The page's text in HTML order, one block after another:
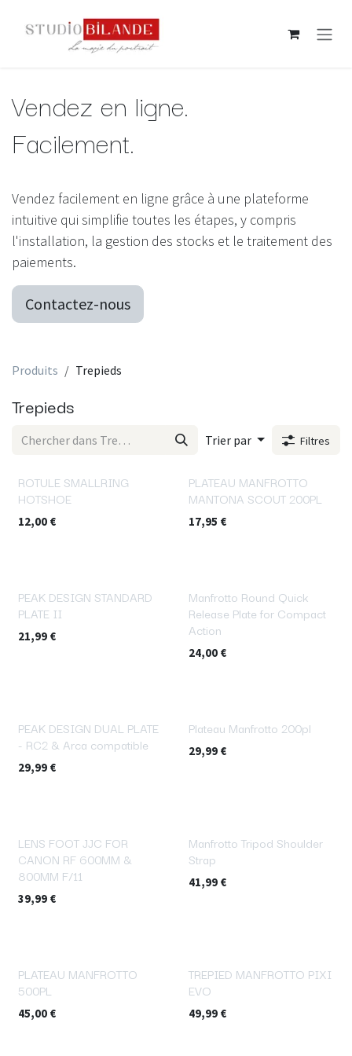
Vendez en ligne.
Facilement.
Vendez facilement en ligne grâce à une plateforme
intuitive qui simplifie toutes les étapes, y compris
l'installation, la gestion des stocks et le traitement des
paiements.
Contactez-nous
Produits Trepieds
Trepieds
Trier par Filtres
ROTULE SMALLRING
HOTSHOE
12,00 €
PLATEAU MANFROTTO
MANTONA SCOUT 200PL
17,95 €
PEAK DESIGN STANDARD
PLATE II
21,99 €
Manfrotto Round Quick
Release Plate for Compact
Action
24,00€
PEAK DESIGN DUAL PLATE
- RC2 & Arca compatible
29,99 €
Plateau Manfrotto 200pl
29,99€
LENS FOOT JJC FOR
CANON RF 600MM &
800MM F/11
39,99 €
Manfrotto Tripod Shoulder
Strap
41,99€
PLATEAU MANFROTTO
500PL
45,00 €
TREPIED MANFROTTO PIXI
EVO
49,99€